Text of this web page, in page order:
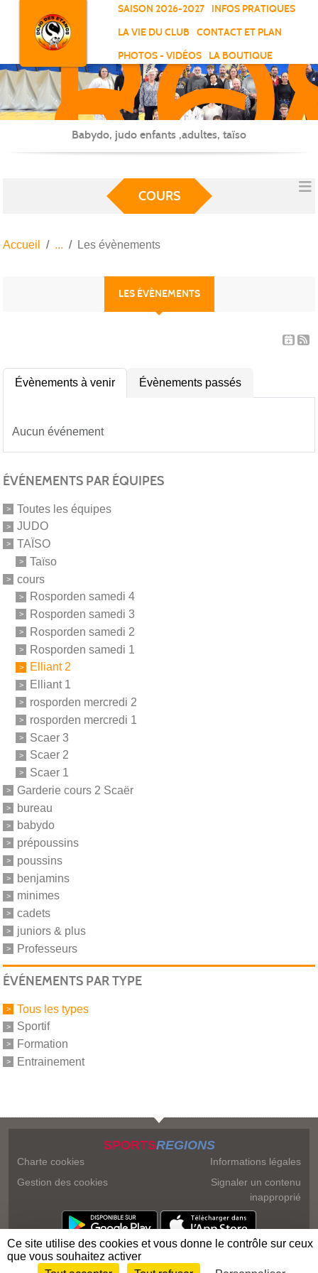
SAISON 2026-2027
INFOS PRATIQUES
LA VIE DU CLUB
CONTACT ET PLAN
PHOTOS - VIDÉOS
LA BOUTIQUE
-
-
Babydo, judo enfants ,adultes, taïso
COURS
Accueil Les évènements
LES ÉVÈNEMENTS
Évènements à venir Évènements passés
Aucun événement
ÉVÉNEMENTS PAR ÉQUIPES
Toutes les équipes
JUDO
TAÏSO
Taïso
cours
Rosporden samedi 4
Rosporden samedi 3
Rosporden samedi 2
Rosporden samedi 1
Elliant 2
Elliant 1
rosporden mercredi 2
rosporden mercredi 1
Scaer 3
Scaer 2
Scaer 1
Garderie cours 2 Scaër
bureau
babydo
prépoussins
poussins
benjamins
minimes
cadets
juniors & plus
Professeurs
ÉVÉNEMENTS PAR TYPE
Tous les types
Sportif
Formation
Entrainement
SPORTSREGIONS
Charte cookies
Gestion des cookies
Informations légales
Signaler un contenu
inapproprié
Panneau de gestion des cookies
Ce site utilise des cookies et vous donne le contrôle sur ceux
que vous souhaitez activer